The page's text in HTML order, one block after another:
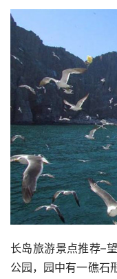
长岛旅游景点推荐–
公园，园中有一礁石